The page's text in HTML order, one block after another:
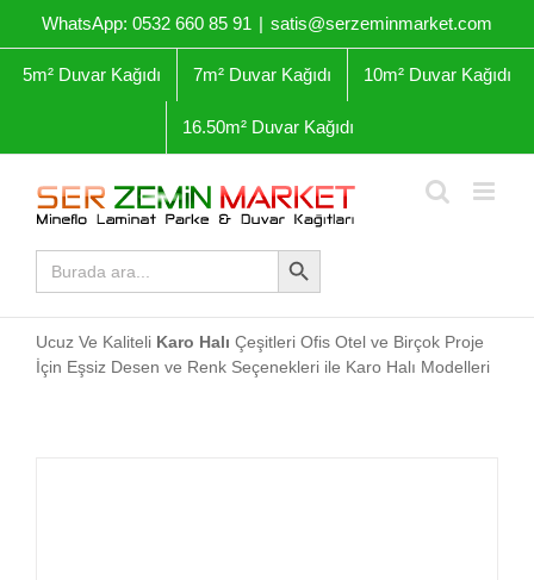
WhatsApp: 0532 660 85 91 | satis@serzeminmarket.com
5m² Duvar Kağıdı 7m² Duvar Kağıdı 10m² Duvar Kağıdı
16.50m² Duvar Kağıdı
Arama
yap:
Arama Butonu
Ucuz Ve Kaliteli Karo Halı Çeşitleri Ofis Otel ve Birçok Proje
İçin Eşsiz Desen ve Renk Seçenekleri ile Karo Halı Modelleri